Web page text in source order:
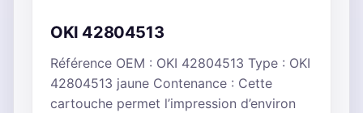
OKI 42804513
Référence OEM : OKI 42804513 Type : OKI
42804513 jaune Contenance : Cette
cartouche permet l’impression d’environ